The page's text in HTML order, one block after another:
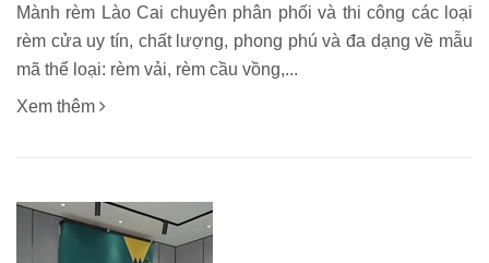
Mành rèm Lào Cai chuyên phân phối và thi công các loại
rèm cửa uy tín, chất lượng, phong phú và đa dạng về mẫu
mã thể loại: rèm vải, rèm cầu vồng,...
Xem thêm